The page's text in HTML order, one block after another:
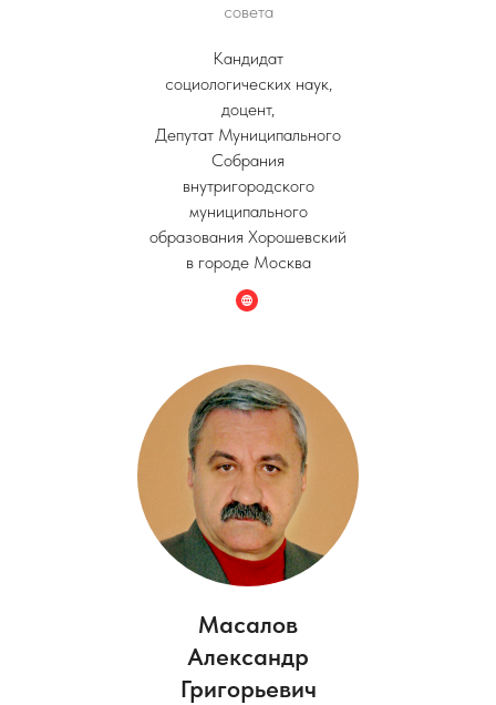
совета
Кандидат
социологических наук,
доцент,
Депутат Муниципального
Собрания
внутригородского
муниципального
образования Хорошевский
в городе Москва
Масалов
Александр
Григорьевич